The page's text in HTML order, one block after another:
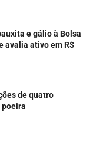
e gálio à Bolsa
avalia ativo em R$
de quatro
poeira